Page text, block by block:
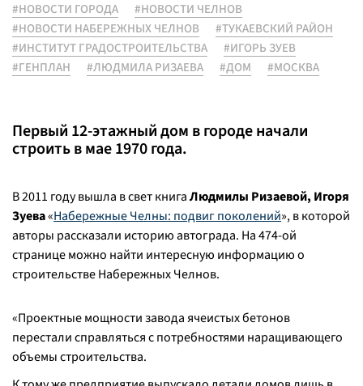
#НОВОСТИ ГОРОДА
#НОВОСТИ ЧЕЛНОВ
#НОВОСТИ НАБЕРЕЖНЫХ ЧЕЛНОВ
#ТУКАЕВСКИЙ РАЙОН
#ИНСТИТУТ ГРАДОСТРОИТЕЛЬСТВА
#ИГОРЬ ЗУЕВ
#ГЕНПЛАН
#ЛЮДМИЛА РИЗАЕВА #ДОМ #МОСКВА
Первый 12-этажный дом в городе начали
строить в мае 1970 года.
В 2011 году вышла в свет книгаЛюдмилы Ризаевой, Игоря
Зуева«Набережные Челны: подвиг поколений», в которой
авторы рассказали историю автограда. На 474-ой
странице можно найти интересную информацию о
строительстве Набережных Челнов.
«Проектные мощности завода ячеистых бетонов
перестали справляться с потребностями наращивающего
объемы строительства.